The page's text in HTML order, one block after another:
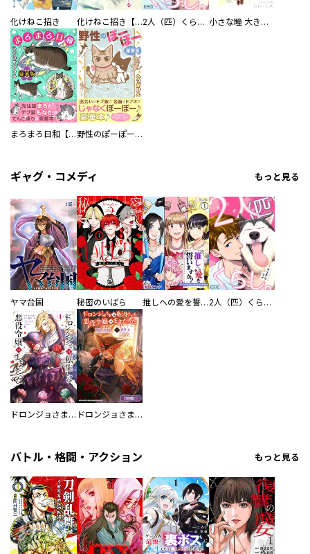
化けねこ招き 化けねこ招き【描きおろし付合冊版】 2人（匹）くらし。 小さな瞳 大きな鼓動
まろまろ日和【豪華版】 野性のぽーぽー【豪華版】
ギャグ・コメディ もっと見る
ヤマ台国 秘密のいばら 推しへの愛を誓いますか？～アラサー女子、推しは逃げぬが人生逃げる～ 2人（匹）くらし。
ドロンジョさまは転生しても悪役令嬢のままだった ドロンジョさまは転生しても悪役令嬢のままだった【分冊版】
バトル・格闘・アクション もっと見る